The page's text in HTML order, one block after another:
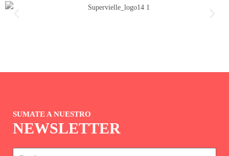
SUMATE A NUESTRO
NEWSLETTER